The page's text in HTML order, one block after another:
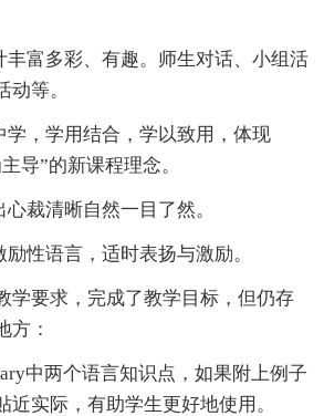
丰富多彩、有趣。师生对话、小组活
动等。
学，学用结合，学以致用，体现
导”的新课程理念。
裁清晰自然一目了然。
性语言，适时表扬与激励。
学要求，完成了教学目标，但仍存
方：
中两个语言知识点，如果附上例子
近实际，有助学生更好地使用。